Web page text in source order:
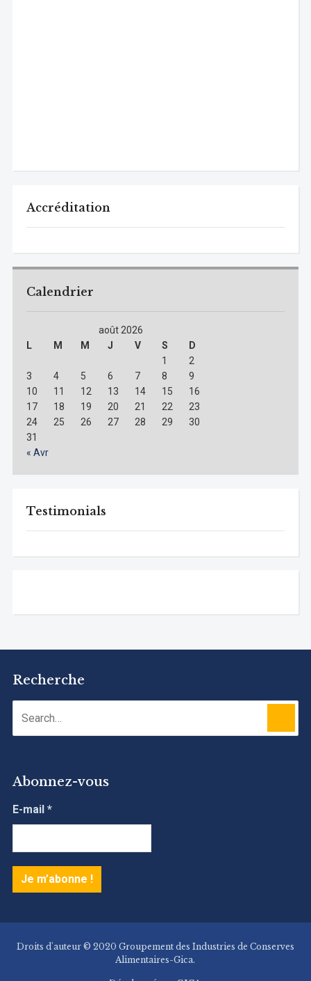
Accréditation
Calendrier
août 2026
L
M M J V S
D
1
2
3
4 5 6 7 8
9
10
11 12 13 14 15
16
17
18 19 20 21 22
23
24
25 26 27 28 29
30
31
« Avr
Testimonials
Recherche
Abonnez-vous
E-mail *
Droits d'auteur © 2020 Groupement des Industries de Conserves
Alimentaires-Gica.